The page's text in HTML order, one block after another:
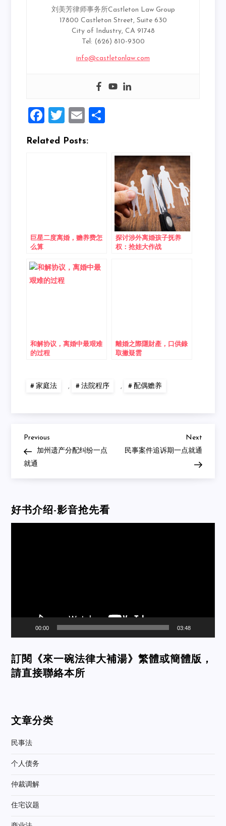
刘美芳律师事务所Castleton Law Group
17800 Castleton Street, Suite 630
City of Industry, CA 91748
Tel: (626) 810-9300
info@castletonlaw.com
Facebook
TwitterEmail
Related Posts:
巨星二度离婚，赡养费怎
么算
探讨涉外离婚孩子抚养
权：抢娃大作战
和解协议，离婚中最艰难
的过程
離婚之際隱財產，口供錄
取撇疑雲
家庭法 , 法院程序 , 配偶赡养
Post
navigation
Previous
Post
Previous
加州遗产分配纠纷一点
就通
Next
Next
民事案件追诉期一点就通
好书介绍-影音抢先看
00:00 03:48
訂閱《來一碗法律大補湯》繁體或簡體版，
請直接聯絡本所
文章分类
民事法
个人债务
仲裁调解
住宅议题